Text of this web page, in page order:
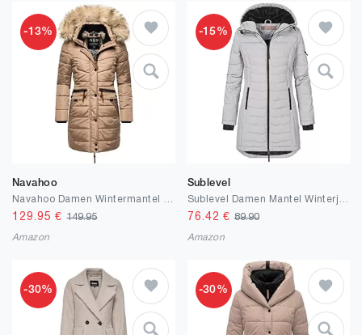
-13%
Navahoo
129.95 €149.95
Amazon
-15%
Sublevel
76.42 € 89.90
Amazon
-30% -30%